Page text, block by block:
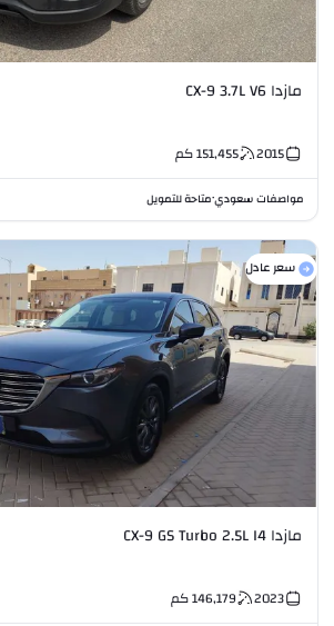
مازدا CX-9 3.7L V6
2015
151,455كم
مواصفات سعودي•متاحة للتمويل
سعر عادل
مازدا CX-9 GS Turbo 2.5L I4
2023
146,179كم